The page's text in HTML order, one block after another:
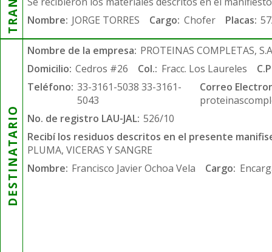
Nombre: JORGE TORRES Cargo: Chofer Placas:
DESTINATARIO
Nombre de la empresa: PROTEINAS COMPLETAS,
Domicilio: Cedros #26 Col.: Fracc. Los Laureles
Teléfono: 33-3161-5038 33-3161-
5043
Correo
No. de registro LAU-JAL: 526/10
Recibí los residuos descritos en el presente
PLUMA, VICERAS Y SANGRE
Nombre: Francisco Javier Ochoa Vela Cargo: